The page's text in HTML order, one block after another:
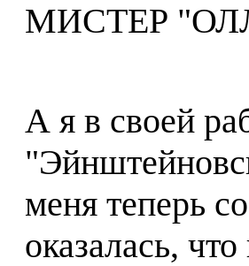
МИСТЕР
А я в своей
меня теперь
оказалась,